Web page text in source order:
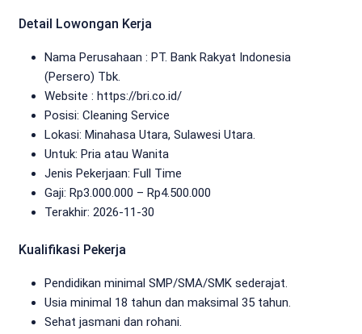
Detail Lowongan Kerja
Nama Perusahaan : PT. Bank Rakyat Indonesia
(Persero) Tbk.
Website : https://bri.co.id/
Posisi: Cleaning Service
Lokasi: Minahasa Utara, Sulawesi Utara.
Untuk: Pria atau Wanita
Jenis Pekerjaan: Full Time
Gaji: Rp3.000.000 – Rp4.500.000
Terakhir: 2026-11-30
Kualifikasi Pekerja
Pendidikan minimal SMP/SMA/SMK sederajat.
Usia minimal 18 tahun dan maksimal 35 tahun.
Sehat jasmani dan rohani.